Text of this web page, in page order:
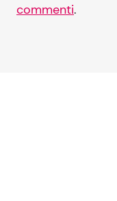
commenti.